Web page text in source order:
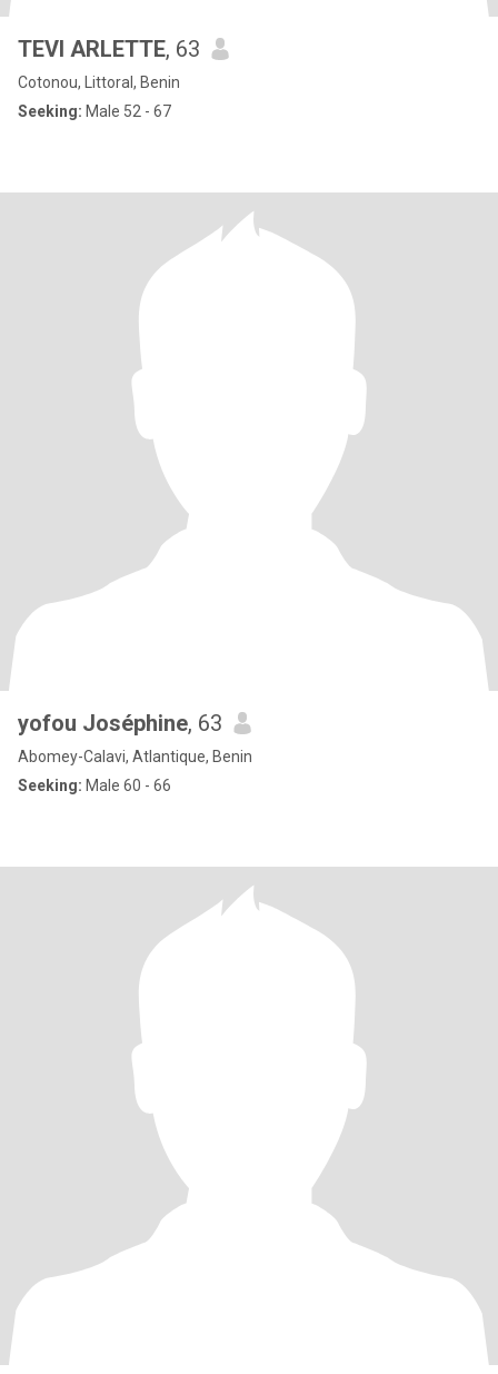
TEVI ARLETTE, 63
Cotonou, Littoral, Benin
Seeking: Male 52 - 67
yofou Joséphine, 63
Abomey-Calavi, Atlantique, Benin
Seeking: Male 60 - 66